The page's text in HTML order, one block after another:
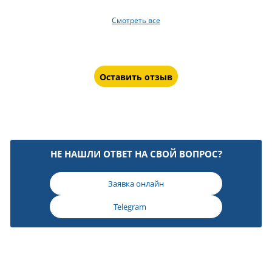
Смотреть все
Оставить отзыв
НЕ НАШЛИ ОТВЕТ НА СВОЙ ВОПРОС?
Заявка онлайн
Telegram